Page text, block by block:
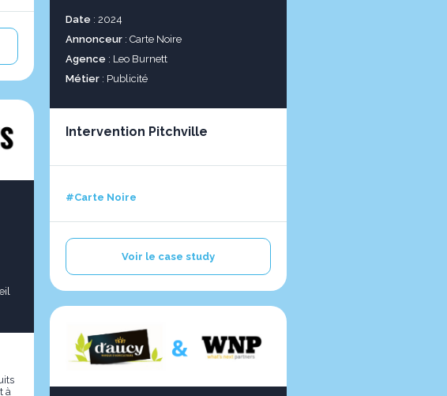
Date : 2024
Annonceur : Carte Noire
Agence : Leo Burnett
Métier : Publicité
Intervention Pitchville
#Carte Noire
Voir le case study
à